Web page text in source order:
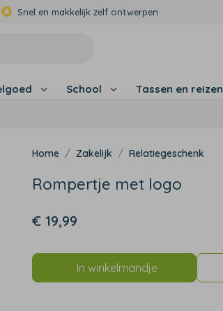
Snel en makkelijk zelf ontwerpen
School Tassen en reizen
Zakelijk Relatiegeschenk
Rompertje met logo
€ 19,99
In winkelmandje